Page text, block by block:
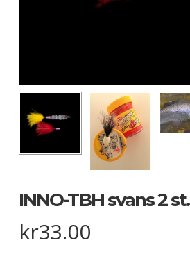
INNO-TBH svans 2 st.
kr33.00